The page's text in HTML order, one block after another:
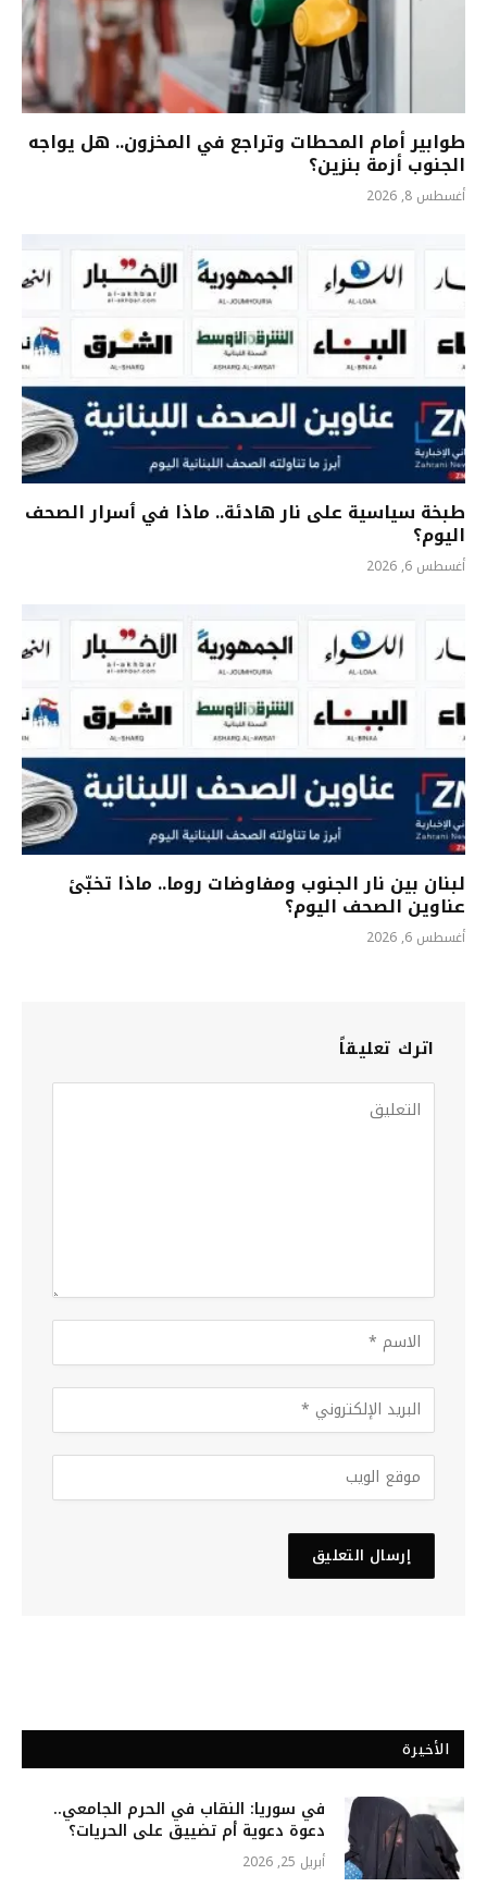
طوابير أمام المحطات وتراجع في المخزون.. هل يواجه
الجنوب أزمة بنزين؟
أغسطس 8, 2026
طبخة سياسية على نار هادئة.. ماذا في ٲسرار الصحف
اليوم؟
أغسطس 6, 2026
لبنان بين نار الجنوب ومفاوضات روما.. ماذا تخبّئ
عناوين الصحف اليوم؟
أغسطس 6, 2026
اترك تعليقاً
الأخيرة
في سوريا: النقاب في الحرم الجامعي..
دعوة دعوية أم تضييق على الحريات؟
أبريل 25, 2026